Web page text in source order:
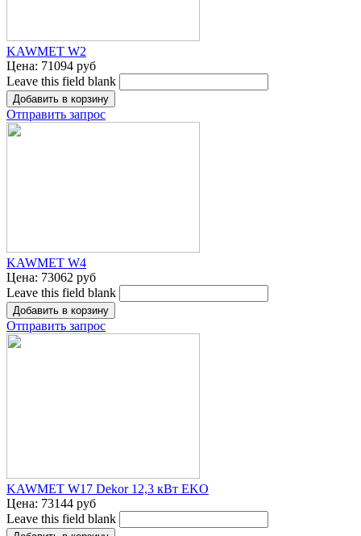
KAWMET W2
Цена: 71094 руб
Leave this field blank
Отправить запрос
KAWMET W4
Цена: 73062 руб
Leave this field blank
Отправить запрос
KAWMET W17 Dekor 12,3 кВт EKO
Цена: 73144 руб
Leave this field blank